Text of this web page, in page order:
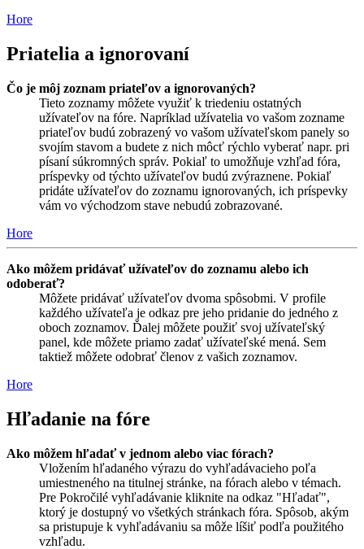
Hore
Priatelia a ignorovaní
Čo je môj zoznam priateľov a ignorovaných?
Tieto zoznamy môžete využiť k triedeniu ostatných
užívateľov na fóre. Napríklad užívatelia vo vašom zozname
priateľov budú zobrazený vo vašom užívateľskom panely so
svojím stavom a budete z nich môcť rýchlo vyberať napr. pri
písaní súkromných správ. Pokiaľ to umožňuje vzhľad fóra,
príspevky od týchto užívateľov budú zvýraznene. Pokiaľ
pridáte užívateľov do zoznamu ignorovaných, ich príspevky
vám vo východzom stave nebudú zobrazované.
Hore
Ako môžem pridávať užívateľov do zoznamu alebo ich
odoberať?
Môžete pridávať užívateľov dvoma spôsobmi. V profile
každého užívateľa je odkaz pre jeho pridanie do jedného z
oboch zoznamov. Ďalej môžete použiť svoj užívateľský
panel, kde môžete priamo zadať užívateľské mená. Sem
taktiež môžete odobrať členov z vašich zoznamov.
Hore
Hľadanie na fóre
Ako môžem hľadať v jednom alebo viac fórach?
Vložením hľadaného výrazu do vyhľadávacieho poľa
umiestneného na titulnej stránke, na fórach alebo v témach.
Pre Pokročilé vyhľadávanie kliknite na odkaz "Hľadať",
ktorý je dostupný vo všetkých stránkach fóra. Spôsob, akým
sa pristupuje k vyhľadávaniu sa môže líšiť podľa použitého
vzhľadu.